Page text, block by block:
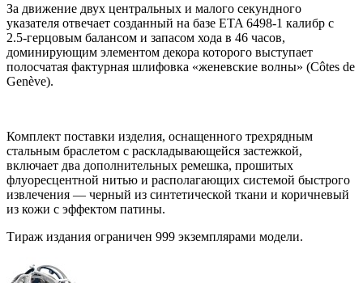
За движение двух центральных и малого секундного
указателя отвечает созданный на базе ETA 6498-1 калибр с
2.5-герцовым балансом и запасом хода в 46 часов,
доминирующим элементом декора которого выступает
полосчатая фактурная шлифовка «женевские волны» (Côtes de
Genève).
Комплект поставки изделия, оснащенного трехрядным
стальным браслетом с раскладывающейся застежкой,
включает два дополнительных ремешка, прошитых
флуоресцентной нитью и располагающих системой быстрого
извлечения — черный из синтетической ткани и коричневый
из кожи с эффектом патины.
Тираж издания ограничен 999 экземплярами модели.